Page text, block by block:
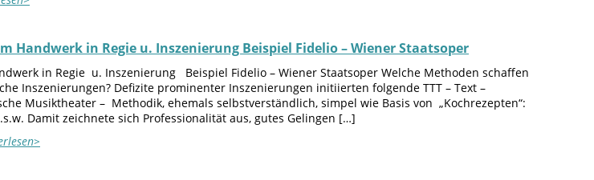
Handwerk in Regie u. Inszenierung Beispiel Fidelio – Wiener Staatsoper
in Regie u. Inszenierung Beispiel Fidelio – Wiener Staatsoper Welche Methoden schaffen
Inszenierungen? Defizite prominenter Inszenierungen initiierten folgende TTT – Text –
Musiktheater – Methodik, ehemals selbstverständlich, simpel wie Basis von „Kochrezepten“:
Damit zeichnete sich Professionalität aus, gutes Gelingen […]